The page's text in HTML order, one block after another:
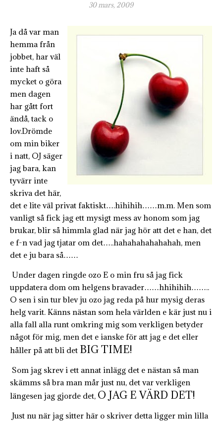
30 mars, 2009
Ja då var man
hemma från
jobbet, har väl
inte haft så
mycket o göra
men dagen
har gått fort
ändå, tack o
lov.Drömde
om min biker
i natt, OJ säger
jag bara, kan
tyvärr inte
skriva det här,
det e lite väl privat faktiskt….hihihih……m.m. Men som
vanligt så fick jag ett mysigt mess av honom som jag
brukar, blir så himmla glad när jag hör att det e han, det
e f-n vad jag tjatar om det…..hahahahahahahah, men
det e ju bara så……
Under dagen ringde ozo E o min fru så jag fick
uppdatera dom om helgens bravader……hhihihih……..
O sen i sin tur blev ju ozo jag reda på hur mysig deras
helg varit. Känns nästan som hela världen e kär just nu i
alla fall alla runt omkring mig som verkligen betyder
något för mig, men det e ianske för att jag e det eller
håller på att bli det BIG TIME!
Som jag skrev i ett annat inlägg det e nästan så man
skämms så bra man mår just nu, det var verkligen
längesen jag gjorde det, O JAG E VÄRD DET!
Just nu när jag sitter här o skriver detta ligger min lilla